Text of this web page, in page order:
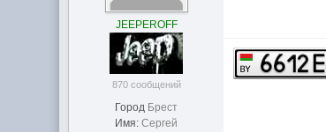
JEEPEROFF
870 сообщений
Город Брест
Имя: Сергей